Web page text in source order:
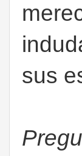
sus